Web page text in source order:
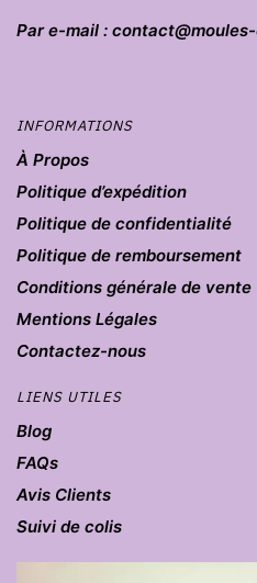
Par e-mail :
INFORMATIONS
À Propos
Politique d’expédition
Politique de confidentialité
Politique de remboursement
Conditions générale de vente
Mentions Légales
Contactez-nous
LIENS UTILES
Blog
FAQs
Avis Clients
Suivi de colis